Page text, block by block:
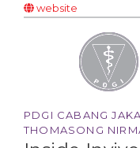
website
PDGI CABANG
THOMASONG